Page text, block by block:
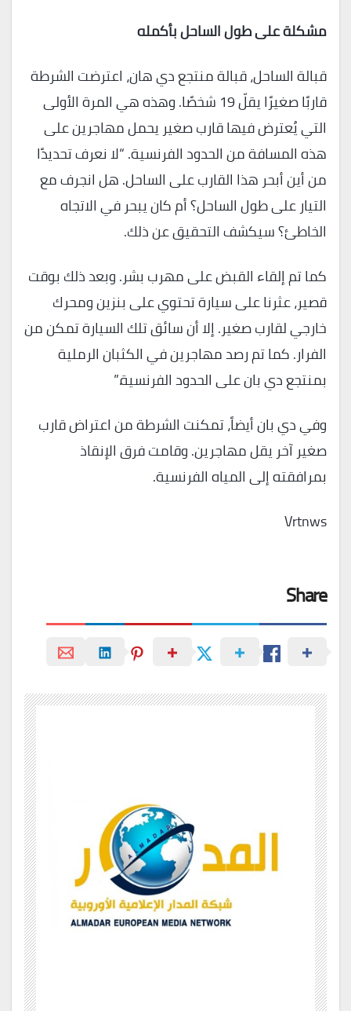
مشكلة على طول الساحل بأكمله
قبالة الساحل، قبالة منتجع دي هان، اعترضت الشرطة
قاربًا صغيرًا يقلّ 19 شخصًا. وهذه هي المرة الأولى
التي يُعترض فيها قارب صغير يحمل مهاجرين على
هذه المسافة من الحدود الفرنسية. “لا نعرف تحديدًا
من أين أبحر هذا القارب على الساحل. هل انجرف مع
التيار على طول الساحل؟ أم كان يبحر في الاتجاه
الخاطئ؟ سيكشف التحقيق عن ذلك.
كما تم إلقاء القبض على مهرب بشر. وبعد ذلك بوقت
قصير، عثرنا على سيارة تحتوي على بنزين ومحرك
خارجي لقارب صغير. إلا أن سائق تلك السيارة تمكن من
الفرار. كما تم رصد مهاجرين في الكثبان الرملية
بمنتجع دي بان على الحدود الفرنسية.”
وفي دي بان أيضاً، تمكنت الشرطة من اعتراض قارب
صغير آخر يقل مهاجرين. وقامت فرق الإنقاذ
بمرافقته إلى المياه الفرنسية.
Vrtnws
Share